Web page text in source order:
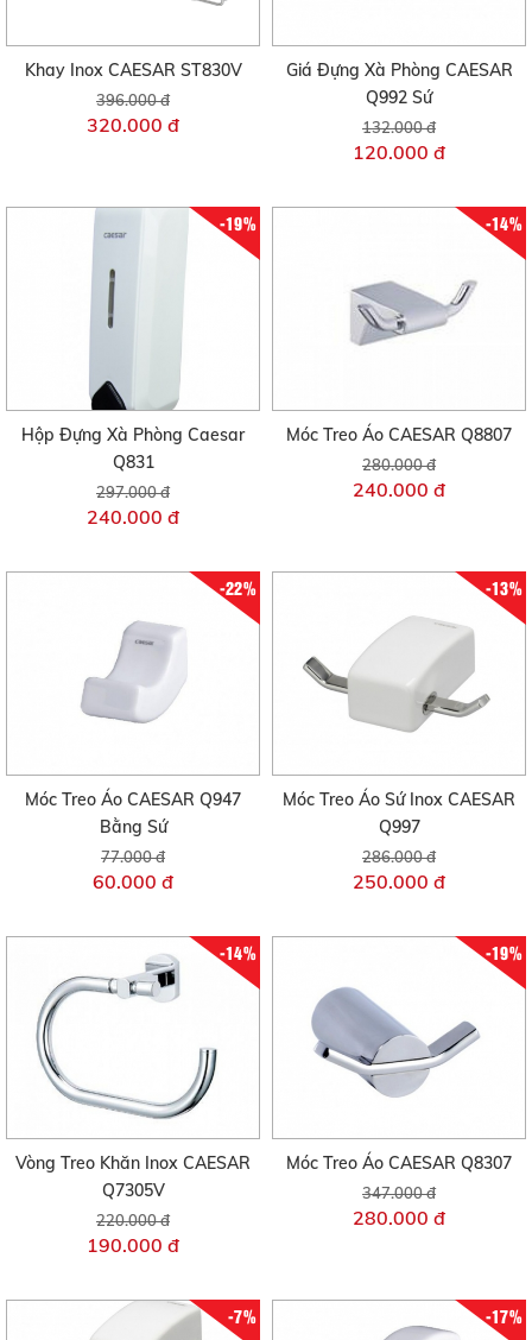
Khay Inox CAESAR ST830V
396.000 đ
320.000 đ
Giá Đựng Xà Phòng CAESAR
Q992 Sứ
132.000 đ
120.000 đ
-19%
Hộp Đựng Xà Phòng Caesar
Q831
297.000 đ
240.000 đ
-14%
Móc Treo Áo CAESAR Q8807
280.000 đ
240.000 đ
-22%
Móc Treo Áo CAESAR Q947
Bằng Sứ
77.000 đ
60.000 đ
-13%
Móc Treo Áo Sứ Inox CAESAR
Q997
286.000 đ
250.000 đ
-14%
Vòng Treo Khăn Inox CAESAR
Q7305V
220.000 đ
190.000 đ
-19%
Móc Treo Áo CAESAR Q8307
347.000 đ
280.000 đ
-7% -17%